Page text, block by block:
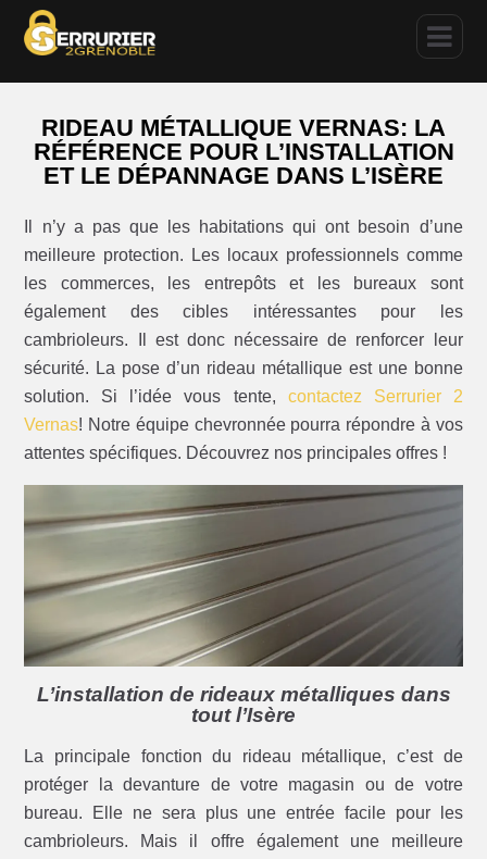
RIDEAU MÉTALLIQUE VERNAS: LA
RÉFÉRENCE POUR L’INSTALLATION
ET LE DÉPANNAGE DANS L’ISÈRE
Il n’y a pas que les habitations qui ont besoin d’une
meilleure protection. Les locaux professionnels comme
les commerces, les entrepôts et les bureaux sont
également des cibles intéressantes pour les
cambrioleurs. Il est donc nécessaire de renforcer leur
sécurité. La pose d’un rideau métallique est une bonne
solution. Si l’idée vous tente, contactez Serrurier 2
Vernas! Notre équipe chevronnée pourra répondre à vos
attentes spécifiques. Découvrez nos principales offres !
L’installation de rideaux métalliques dans
tout l’Isère
La principale fonction du rideau métallique, c’est de
protéger la devanture de votre magasin ou de votre
bureau. Elle ne sera plus une entrée facile pour les
cambrioleurs. Mais il offre également une meilleure